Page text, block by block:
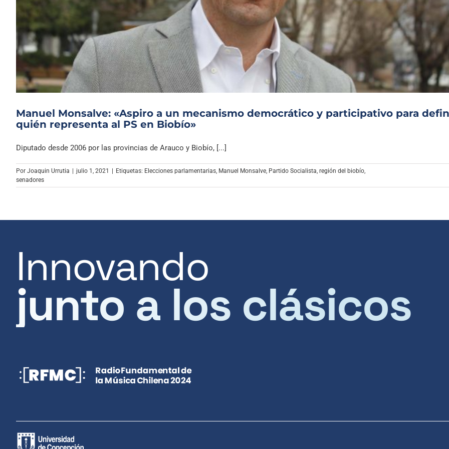
Manuel Monsalve: «Aspiro a un mecanismo democrático y participativo para
quién representa al PS en Biobío»
Diputado desde 2006 por las provincias de Arauco y Biobío, [...]
Por Joaquin Urrutia | julio 1, 2021 | Etiquetas: Elecciones parlamentarias Manuel Monsalve Partido Socialista región del biobío
senadores
Innovando
junto a los clásicos